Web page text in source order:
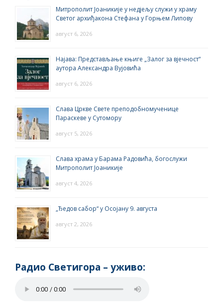
Митрополит Јоаникије у недјељу служи у храму
Светог архиђакона Стефана у Горњем Липову
август 6, 2026
Најава: Представљање књиге „Залог за вјечност“
аутора Александра Вујовића
август 6, 2026
Слава Цркве Свете преподобномученице
Параскеве у Сутомору
август 5, 2026
Слава храма у Барама Радовића, богослужи
Митрополит Јоаникије
август 4, 2026
„Ђедов сабор“ у Осојану 9. августа
август 2, 2026
Радио Светигора – yживо: